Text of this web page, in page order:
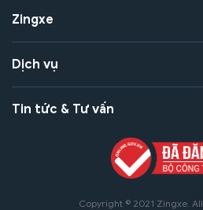
Zingxe
Dịch vụ
Tin tức & Tư vấn
Copyright © 2021 Zingxe.